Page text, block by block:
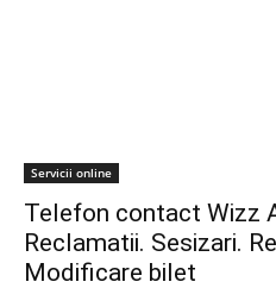
Servicii online
Telefon contact Wizz
Reclamatii. Sesizari.
Modificare bilet